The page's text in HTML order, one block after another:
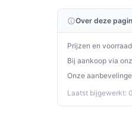
Zorg dat de
zitten om
Houd
Installatie &
Plaatsing en
Over deze
Prijzen en
Bij aankoop via
Onze
Laatst bijgewerkt: